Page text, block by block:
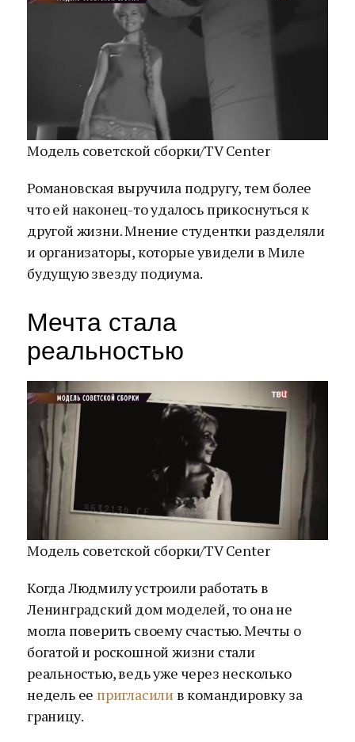
Модель советской сборки/TV Center
Романовская выручила подругу, тем более
что ей наконец-то удалось прикоснуться к
другой жизни. Мнение студентки разделяли
и организаторы, которые увидели в Миле
будущую звезду подиума.
Мечта стала
реальностью
Модель советской сборки/TV Center
Когда Людмилу устроили работать в
Ленинградский дом моделей, то она не
могла поверить своему счастью. Мечты о
богатой и роскошной жизни стали
реальностью, ведь уже через несколько
недель ее пригласили в командировку за
границу.